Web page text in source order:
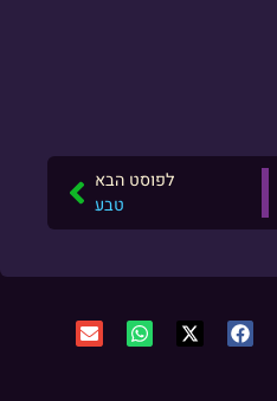
לפוסט הבא
טבע